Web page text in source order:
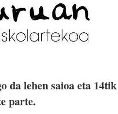
da lehen saioa eta
parte.